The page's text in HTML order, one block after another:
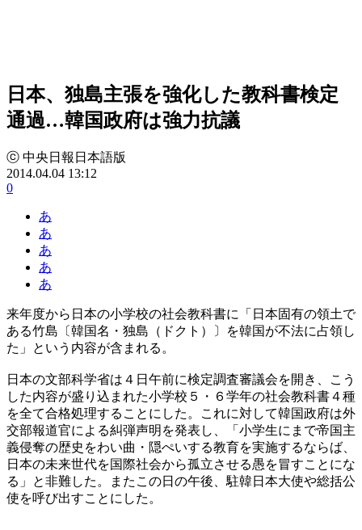
日本、独島主張を強化した教科書検定
通過…韓国政府は強力抗議
ⓒ 中央日報日本語版
2014.04.04 13:12
0
あ
あ
あ
あ
あ
来年度から日本の小学校の社会教科書に「日本固有の領土で
ある竹島〔韓国名・独島（ドクト）〕を韓国が不法に占領し
た」という内容が含まれる。
日本の文部科学省は４日午前に検定調査審議会を開き、こう
した内容が盛り込まれた小学校５・６学年の社会教科書４種
を全て合格処理することにした。これに対して韓国政府は外
交部報道官による糾弾声明を発表し、「小学生にまで帝国主
義侵奪の歴史をわい曲・隠ぺいする教育を実施するならば、
日本の未来世代を国際社会から孤立させる愚を冒すことにな
る」と非難した。またこの日の午後、駐韓日本大使や総括公
使を呼び出すことにした。